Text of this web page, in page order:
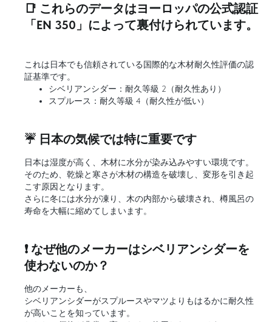
📑 これらのデータはヨーロッパの公式認証
「EN 350」によって裏付けられています。
これは日本でも信頼されている国際的な木材耐久性評価の認
証基準です。
シベリアンシダー：耐久等級 2（耐久性あり）
スプルース：耐久等級 4（耐久性が低い）
☔ 日本の気候では特に重要です
日本は湿度が高く、木材に水分が染み込みやすい環境です。
そのため、乾燥と寒さが木材の構造を破壊し、変形を引き起
こす原因となります。
さらに冬には水分が凍り、木の内部から破壊され、樽風呂の
寿命を大幅に縮めてしまいます。
❗ なぜ他のメーカーはシベリアンシダーを
使わないのか？
他のメーカーも、
シベリアンシダーがスプルースやマツよりもはるかに耐久性
が高いことを知っています。